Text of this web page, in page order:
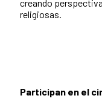
creando
religiosas.
Participan en el